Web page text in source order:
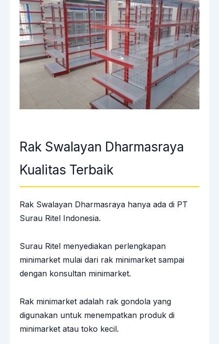
Rak Swalayan Dharmasraya
Kualitas Terbaik
Rak Swalayan Dharmasraya hanya ada di PT
Surau Ritel Indonesia.
Surau Ritel menyediakan perlengkapan
minimarket mulai dari rak minimarket sampai
dengan konsultan minimarket.
Rak minimarket adalah rak gondola yang
digunakan untuk menempatkan produk di
minimarket atau toko kecil.